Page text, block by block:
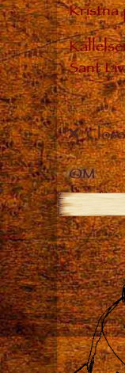
Kristna
Sant
Close
OM